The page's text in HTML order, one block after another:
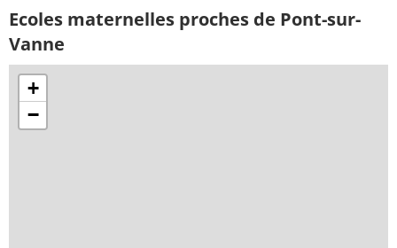
Ecoles maternelles proches de Pont-sur-
Vanne
+
−